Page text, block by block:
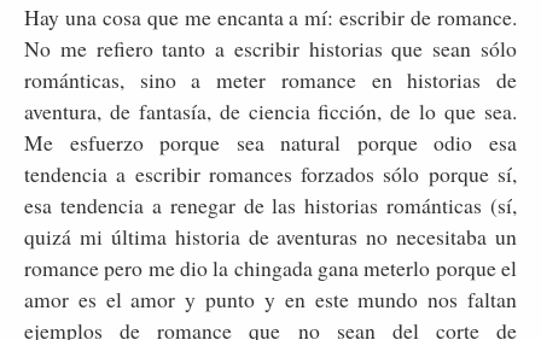
Hay una cosa que me encanta a mí: escribir de romance.
No me refiero tanto a escribir historias que sean sólo
románticas, sino a meter romance en historias de
aventura, de fantasía, de ciencia ficción, de lo que sea.
Me esfuerzo porque sea natural porque odio esa
tendencia a escribir romances forzados sólo porque sí,
esa tendencia a renegar de las historias románticas (sí,
quizá mi última historia de aventuras no necesitaba un
romance pero me dio la chingada gana meterlo porque el
amor es el amor y punto y en este mundo nos faltan
ejemplos de romance que no sean del corte de